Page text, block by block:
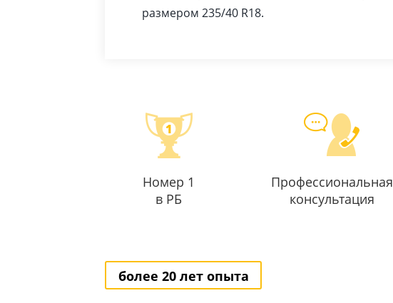
размером 235/40 R18.
Номер 1
в РБ
Профессиональная
консультация
более 20 лет опыта